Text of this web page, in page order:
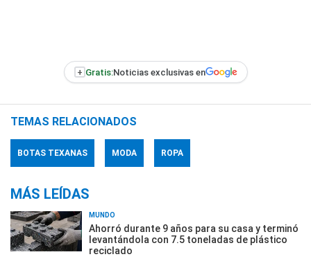
+ Gratis:Noticias exclusivas en
TEMAS RELACIONADOS
BOTAS TEXANAS MODA ROPA
MÁS LEÍDAS
MUNDO
Ahorró durante 9 años para su casa y terminó
levantándola con 7.5 toneladas de plástico
reciclado